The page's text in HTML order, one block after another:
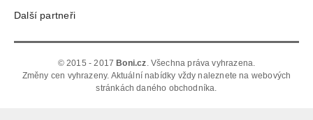
Další partneři
© 2015 - 2017Boni.cz . Všechna práva vyhrazena.
Změny cen vyhrazeny. Aktuální nabídky vždy naleznete na webových
stránkách daného obchodníka.